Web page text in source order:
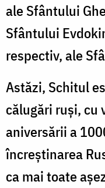
ale Sfântului
Sfântului
respectiv, ale
Astăzi, Schitul
călugări ruşi, cu
aniversării a
încreştinarea
ca mai toate